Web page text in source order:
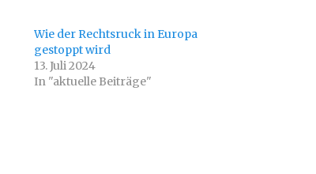
Wie der Rechtsruck in Europa
gestoppt wird
13. Juli 2024
In "aktuelle Beiträge"